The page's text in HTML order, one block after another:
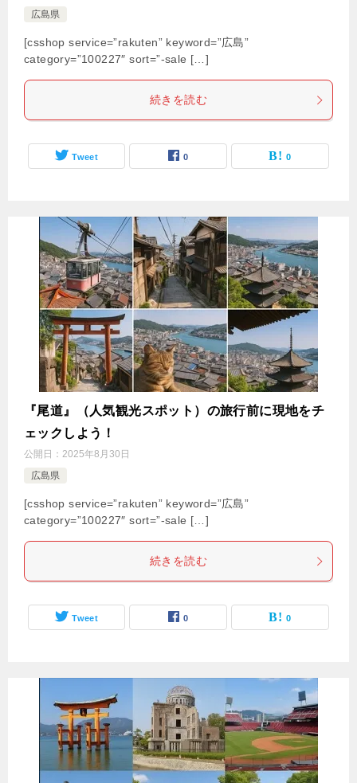
広島県
[csshop service=”rakuten” keyword=”広島”
category=”100227″ sort=”-sale […]
続きを読む
Tweet 0 0
『尾道』（人気観光スポット）の旅行前に現地をチ
ェックしよう！
公開日： 2025年8月30日
広島県
[csshop service=”rakuten” keyword=”広島”
category=”100227″ sort=”-sale […]
続きを読む
Tweet 0 0